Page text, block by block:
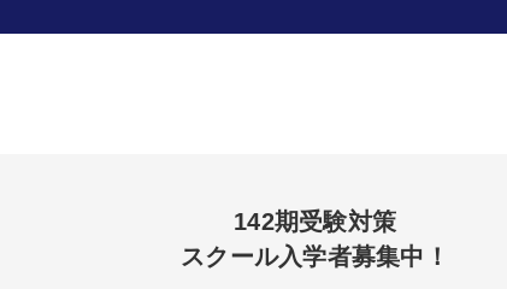
142期受験対策
スクール入学者募集中！